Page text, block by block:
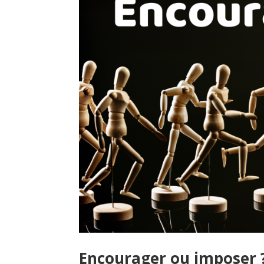
Encourager ou imposer